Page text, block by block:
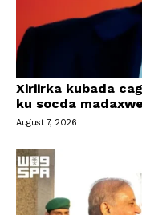
Xiriirka kubada
ku socda
August 7, 2026